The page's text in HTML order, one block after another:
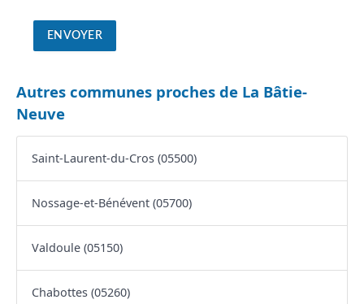
Autres communes proches de La Bâtie-
Neuve
Saint-Laurent-du-Cros (05500)
Nossage-et-Bénévent (05700)
Valdoule (05150)
Chabottes (05260)